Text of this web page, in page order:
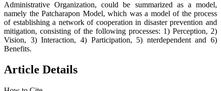
Administrative Organization, could be summarized as a model,
namely the Patcharapon Model, which was a model of the process
of establishing a network of cooperation in disaster prevention and
mitigation, consisting of the following processes: 1) Perception, 2)
Vision, 3) Interaction, 4) Participation, 5) nterdependent and 6)
Benefits.
Article Details